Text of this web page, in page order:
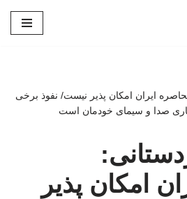
ایران امکان پذیر نیست/ نفوذ برخی
صدا و سیمای خودمان است
امکان پذیر